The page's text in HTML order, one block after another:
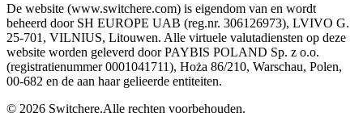
De website (www.switchere.com) is eigendom van en wordt
beheerd door SH EUROPE UAB (reg.nr. 306126973), LVIVO G.
25-701, VILNIUS, Litouwen. Alle virtuele valutadiensten op deze
website worden geleverd door PAYBIS POLAND Sp. z o.o.
(registratienummer 0001041711), Hoża 86/210, Warschau, Polen,
00-682 en de aan haar gelieerde entiteiten.
© 2026 Switchere.Alle rechten voorbehouden.